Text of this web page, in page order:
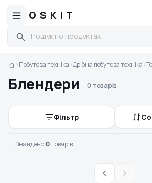
OSKIT
›Побутова техніка›Дрібна побутова техніка›
Блендери 0 товарів
Фільтр
Знайдено 0товарів